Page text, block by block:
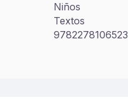
Niños
Textos
9782278106523